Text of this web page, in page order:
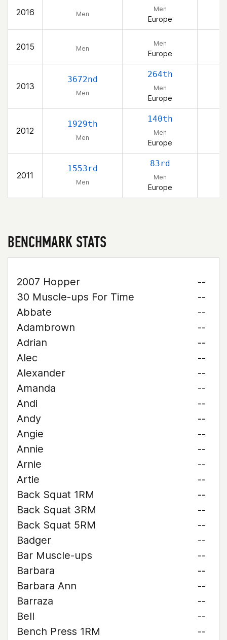
2016 Men
Men
Europe
2015 Men
Men
Europe
2013
3672nd
Men
264th
Men
Europe
2012
1929th
Men
140th
Men
Europe
2011
1553rd
Men
83rd
Men
Europe
BENCHMARK STATS
2007 Hopper
--
30 Muscle-ups For Time
--
Abbate
--
Adambrown
--
Adrian
--
Alec
--
Alexander
--
Amanda
--
Andi
--
Andy
--
Angie
--
Annie
--
Arnie
--
Artie
--
Back Squat 1RM
--
Back Squat 3RM
--
Back Squat 5RM
--
Badger
--
Bar Muscle-ups
--
Barbara
--
Barbara Ann
--
Barraza
--
Bell
--
Bench Press 1RM
--